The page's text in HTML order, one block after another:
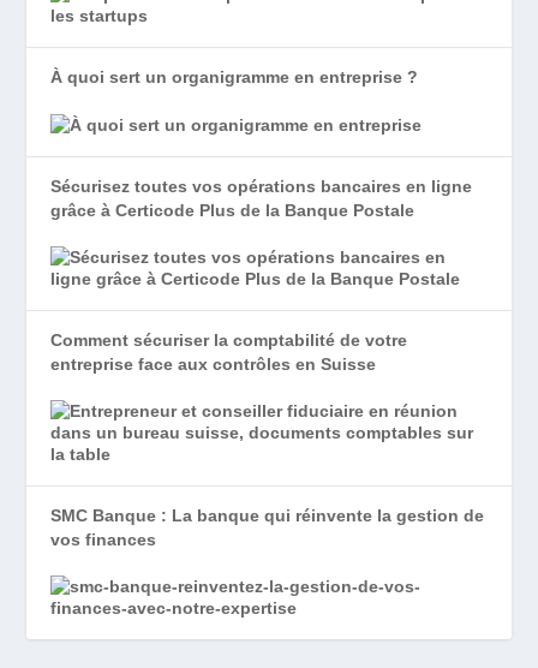
À quoi sert un organigramme en entreprise ?
Sécurisez toutes vos opérations bancaires en ligne
grâce à Certicode Plus de la Banque Postale
Comment sécuriser la comptabilité de votre
entreprise face aux contrôles en Suisse
SMC Banque : La banque qui réinvente la gestion de
vos finances